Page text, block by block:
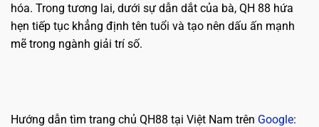
hóa. Trong tương lai, dưới sự dẫn dắt của bà, QH 88 hứa
hẹn tiếp tục khẳng định tên tuổi và tạo nên dấu ấn mạnh
mẽ trong ngành giải trí số.
Hướng dẫn tìm trang chủ QH88 tại Việt Nam trên Google: